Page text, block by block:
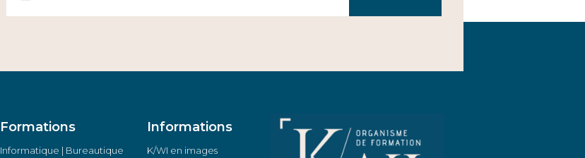
Formations
Informatique | Bureautique
Informations
K/WI en images